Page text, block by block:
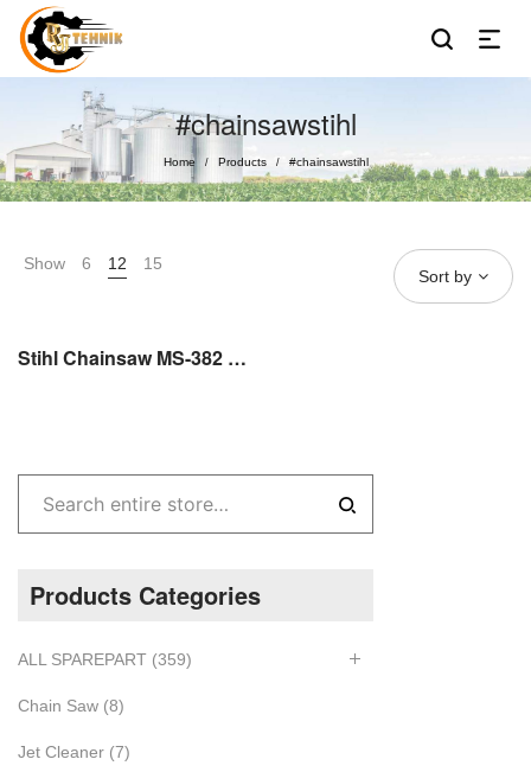
#chainsawstihl
Home / Products / #chainsawstihl
Show 6 12 15
Sort by
Stihl Chainsaw MS-382 Gergaji Kayu 20 inch
Products Categories
ALL SPAREPART (359)
Chain Saw (8)
Jet Cleaner (7)